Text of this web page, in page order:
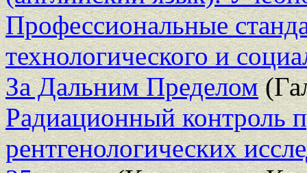
Профессиональные
технологического и
За Дальним Пределом
Радиационный контроль
рентгенологических